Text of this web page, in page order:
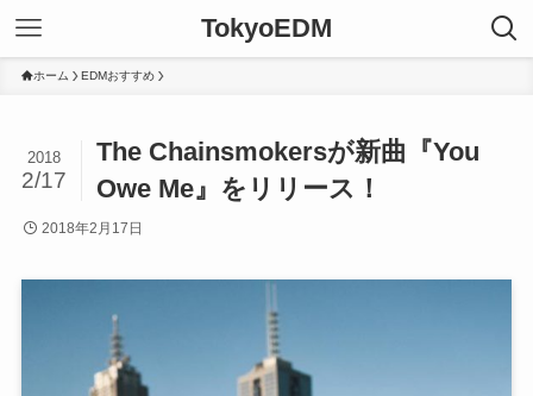
TokyoEDM
ホーム EDMおすすめ
The Chainsmokersが新曲『You
Owe Me』をリリース！
2018
2/17
2018年2月17日